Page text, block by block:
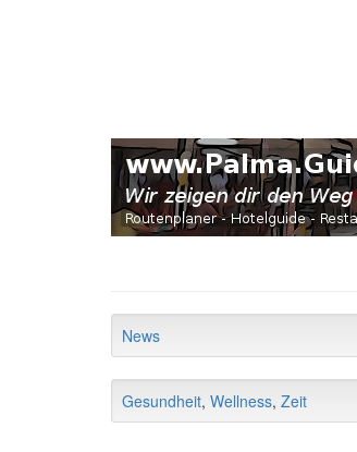
News
Gesundheit, Wellness, Zeit